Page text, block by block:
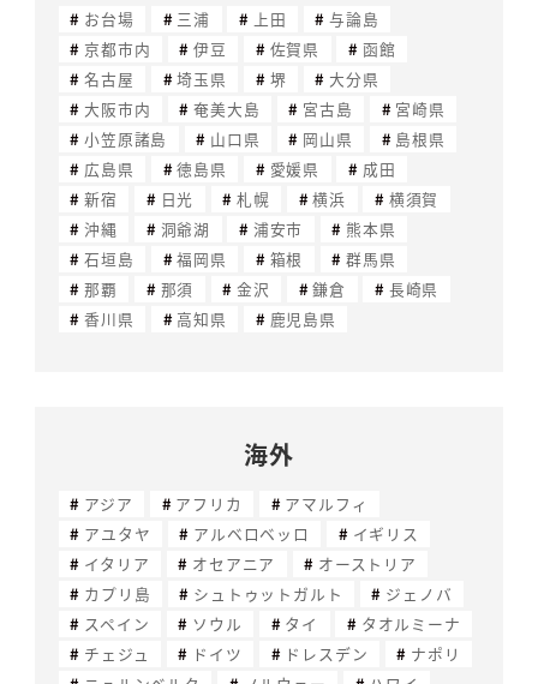
お台場 三浦 上田
与論島
京都市内
伊豆 佐賀県
函館
名古屋
埼玉県 堺
大分県
大阪市内
奄美大島 宮古島
宮崎県
小笠原諸島
山口県 岡山県
島根県
広島県
徳島県 愛媛県
成田
新宿
日光 札幌 横浜
横須賀
沖縄
洞爺湖 浦安市
熊本県
石垣島
福岡県 箱根
群馬県
那覇
那須 金沢 鎌倉
長崎県
香川県
高知県 鹿児島県
海外
アジア アフリカ
アマルフィ
アユタヤ
アルベロベッロ
イギリス
イタリア
オセアニア
オーストリア
カプリ島
シュトゥットガルト
ジェノバ
スペイン
ソウル タイ
タオルミーナ
チェジュ
ドイツ ドレスデン
ナポリ